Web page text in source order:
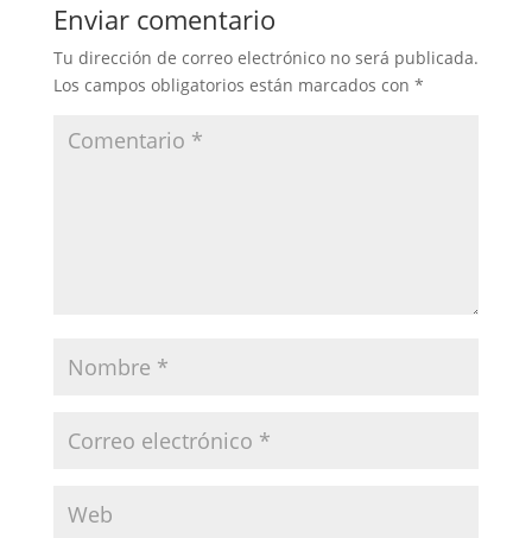
Enviar comentario
Tu dirección de correo electrónico no será publicada.
Los campos obligatorios están marcados con *